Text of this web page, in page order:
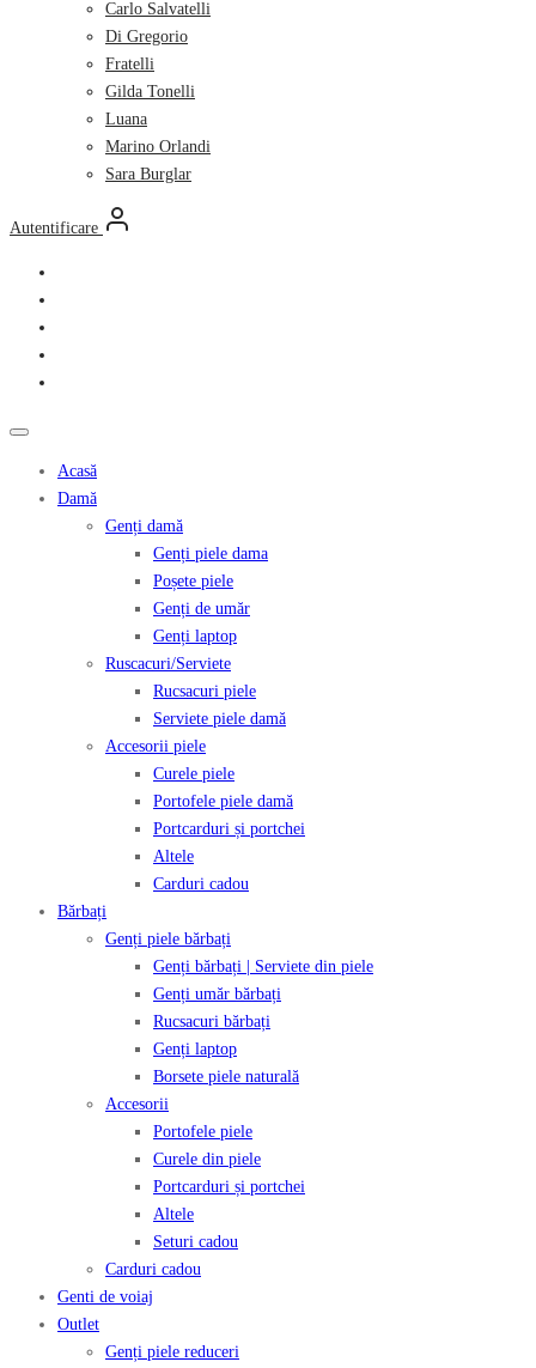
Carlo Salvatelli
Di Gregorio
Fratelli
Gilda Tonelli
Luana
Marino Orlandi
Sara Burglar
Autentificare
Acasă
Damă
Genți damă
Genți piele dama
Poșete piele
Genți de umăr
Genți laptop
Ruscacuri/Serviete
Rucsacuri piele
Serviete piele damă
Accesorii piele
Curele piele
Portofele piele damă
Portcarduri și portchei
Altele
Carduri cadou
Bărbați
Genți piele bărbați
Genți bărbați | Serviete din piele
Genți umăr bărbați
Rucsacuri bărbați
Genți laptop
Borsete piele naturală
Accesorii
Portofele piele
Curele din piele
Portcarduri și portchei
Altele
Seturi cadou
Carduri cadou
Genti de voiaj
Outlet
Genți piele reduceri